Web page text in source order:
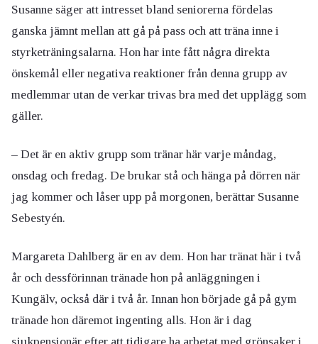
Susanne säger att intresset bland seniorerna fördelas
ganska jämnt mellan att gå på pass och att träna inne i
styrketräningsalarna. Hon har inte fått några direkta
önskemål eller negativa reaktioner från denna grupp av
medlemmar utan de verkar trivas bra med det upplägg som
gäller.
– Det är en aktiv grupp som tränar här varje måndag,
onsdag och fredag. De brukar stå och hänga på dörren när
jag kommer och låser upp på morgonen, berättar Susanne
Sebestyén.
Margareta Dahlberg är en av dem. Hon har tränat här i två
år och dessförinnan tränade hon på anläggningen i
Kungälv, också där i två år. Innan hon började gå på gym
tränade hon däremot ingenting alls. Hon är i dag
sjukpensionär efter att tidigare ha arbetat med grönsaker i